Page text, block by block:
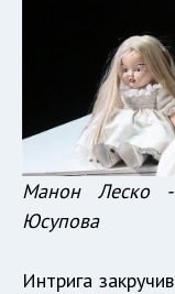
Манон Леско
Юсупова
Интрига